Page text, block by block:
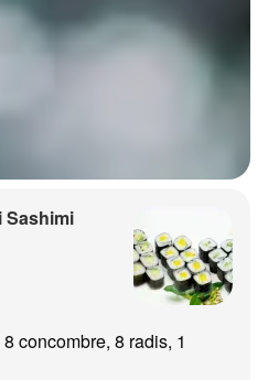
Sashimi
concombre, 8 radis, 1